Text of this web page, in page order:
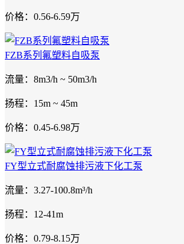
价格：0.56-6.59万
FZB系列氟塑料自吸泵
流量：8m3/h ~ 50m3/h
扬程：15m ~ 45m
价格：0.45-6.98万
FY型立式耐腐蚀排污液下化工泵
流量：3.27-100.8m³/h
扬程：12-41m
价格：0.79-8.15万